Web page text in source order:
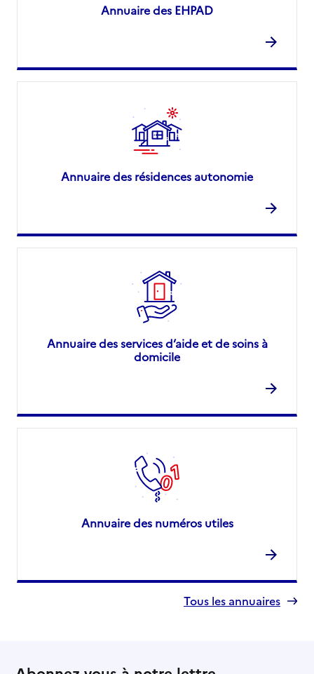
Annuaire des EHPAD
Annuaire des résidences autonomie
Annuaire des services d’aide et de soins à
domicile
Annuaire des numéros utiles
Tous les annuaires